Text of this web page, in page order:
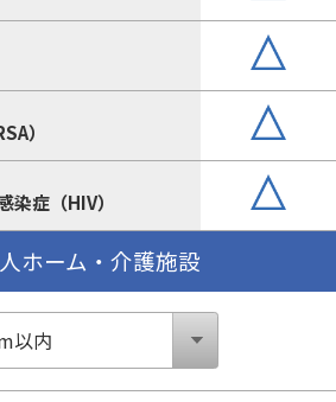
）
染症（HIV）
ホーム・介護施設